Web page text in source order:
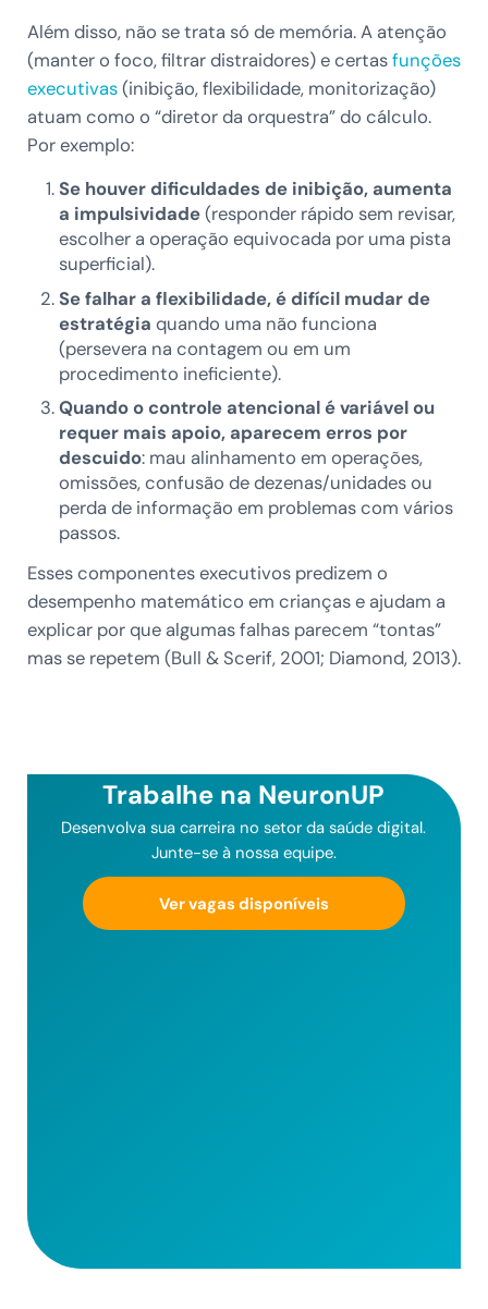
Além disso, não se trata só de memória. A atenção
(manter o foco, filtrar distraidores) e certasfunções
executivas(inibição, flexibilidade, monitorização)
atuam como o “diretor da orquestra” do cálculo.
Por exemplo:
Se houver dificuldades de inibição, aumenta
a impulsividade(responder rápido sem revisar,
escolher a operação equivocada por uma pista
superficial).
Se falhar a flexibilidade, é difícil mudar de
estratégia quando uma não funciona
(persevera na contagem ou em um
procedimento ineficiente).
Quando o controle atencional é variável ou
requer mais apoio, aparecem erros por
descuido: mau alinhamento em operações,
omissões, confusão de dezenas/unidades ou
perda de informação em problemas com vários
passos.
Esses componentes executivos predizem o
desempenho matemático em crianças e ajudam a
explicar por que algumas falhas parecem “tontas”
mas se repetem (Bull & Scerif, 2001; Diamond, 2013).
Trabalhe na NeuronUP
Desenvolva sua carreira no setor da saúde digital.
Junte-se à nossa equipe.
Ver vagas disponíveis